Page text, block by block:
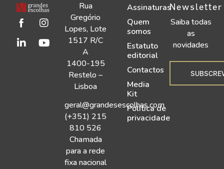
Rua
Gregório
Lopes, Lote
1517 R/C
A
1400-195
Restelo –
Lisboa
geral@grandesescolhas.com
(+351) 215
810 526
Chamada
para a rede
fixa nacional
Assinaturas
Quem
somos
Estatuto
editorial
Contactos
Media
Kit
Política de
privacidade
Newsletter
Saiba todas
as
novidades